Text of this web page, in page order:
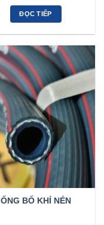
ĐỌC TIẾP
ỐNG BỐ KHÍ NÉN